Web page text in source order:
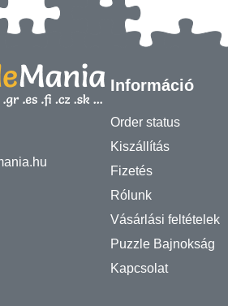
Információ
Order status
Kiszállítás
Fizetés
Rólunk
Vásárlási feltételek
Puzzle Bajnokság
Kapcsolat